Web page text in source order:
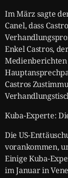
Im März sagte
Canel, dass
Enkel Castros,
Medienberichten
Castros
Kuba-Experte:
Die US-
vorankommen,
Einige Kuba-
im Januar in